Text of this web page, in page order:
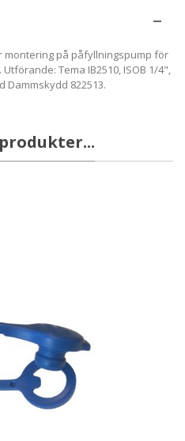
montering på påfyllningspump för
Tema IB2510, ISOB 1/4",
Dammskydd 822513.